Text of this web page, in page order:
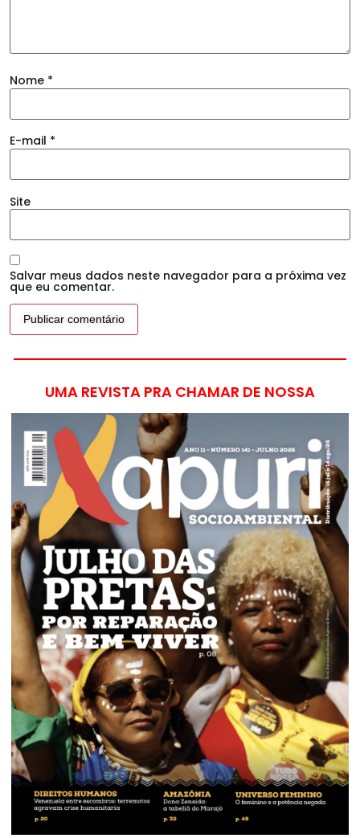
Nome *
E-mail *
Site
Salvar meus dados neste navegador para a próxima vez
que eu comentar.
UMA REVISTA PRA CHAMAR DE NOSSA